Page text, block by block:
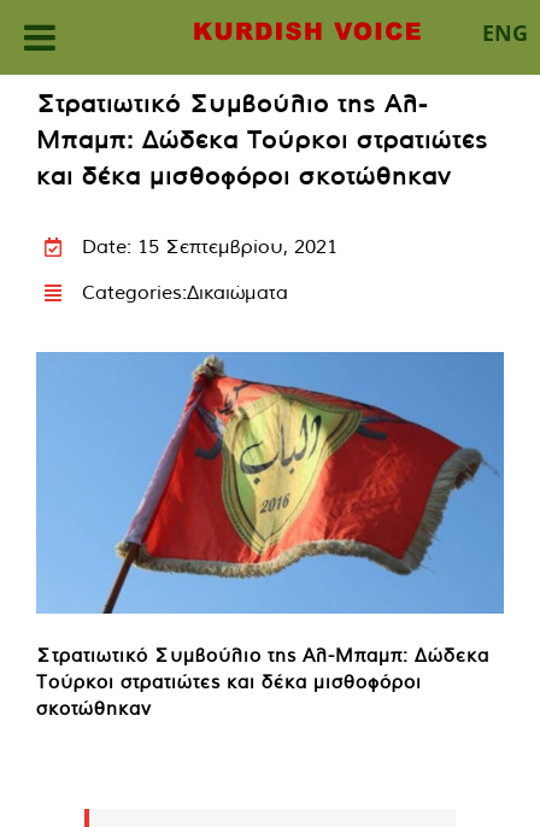
ENG
content
Στρατιωτικό Συμβούλιο της Αλ-
Μπαμπ: Δώδεκα Τούρκοι στρατιώτες
και δέκα μισθοφόροι σκοτώθηκαν
Date: 15 Σεπτεμβρίου, 2021
Categories:Δικαιώματα
Στρατιωτικό Συμβούλιο της Αλ-Μπαμπ: Δώδεκα
Τούρκοι στρατιώτες και δέκα μισθοφόροι
σκοτώθηκαν